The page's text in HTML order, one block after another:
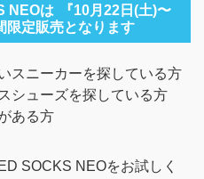
NEOは
『10月22日(土)〜
限定販売となります
スニーカーを探している方
シューズを探している方
ある方
SOCKS NEOをお試しく